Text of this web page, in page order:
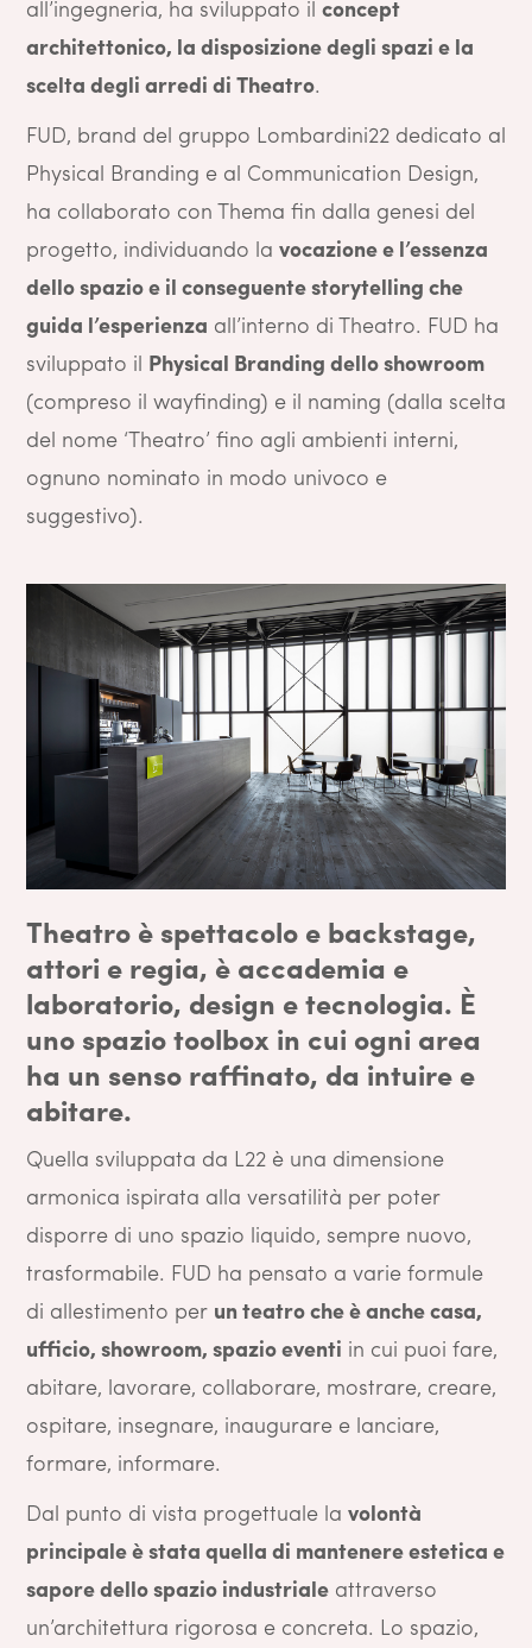
all’ingegneria, ha sviluppato il concept
architettonico, la disposizione degli spazi e la
scelta degli arredi di Theatro.
FUD, brand del gruppo Lombardini22 dedicato al
Physical Branding e al Communication Design,
ha collaborato con Thema fin dalla genesi del
progetto, individuando la vocazione e l’essenza
dello spazio e il conseguente storytelling che
guida l’esperienza all’interno di Theatro. FUD ha
sviluppato il Physical Branding dello showroom
(compreso il wayfinding) e il naming (dalla scelta
del nome ‘Theatro’ fino agli ambienti interni,
ognuno nominato in modo univoco e
suggestivo).
Theatro è spettacolo e backstage,
attori e regia, è accademia e
laboratorio, design e tecnologia. È
uno spazio toolbox in cui ogni area
ha un senso raffinato, da intuire e
abitare.
Quella sviluppata da L22 è una dimensione
armonica ispirata alla versatilità per poter
disporre di uno spazio liquido, sempre nuovo,
trasformabile. FUD ha pensato a varie formule
di allestimento per un teatro che è anche casa,
ufficio, showroom, spazio eventi in cui puoi fare,
abitare, lavorare, collaborare, mostrare, creare,
ospitare, insegnare, inaugurare e lanciare,
formare, informare.
Dal punto di vista progettuale la volontà
principale è stata quella di mantenere estetica e
sapore dello spazio industrialeattraverso
un’architettura rigorosa e concreta. Lo spazio,